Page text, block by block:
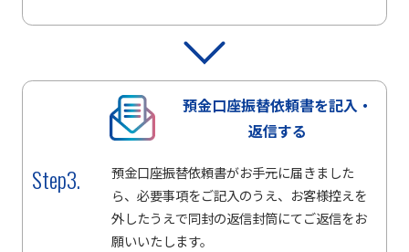
Step3.
預金口座振替依頼書を記入・
返信する
預金口座振替依頼書がお手元に届きました
ら、必要事項をご記入のうえ、お客様控えを
外したうえで同封の返信封筒にてご返信をお
願いいたします。